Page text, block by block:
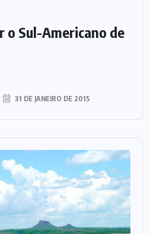
o Sul-Americano de
31 DE JANEIRO DE 2015